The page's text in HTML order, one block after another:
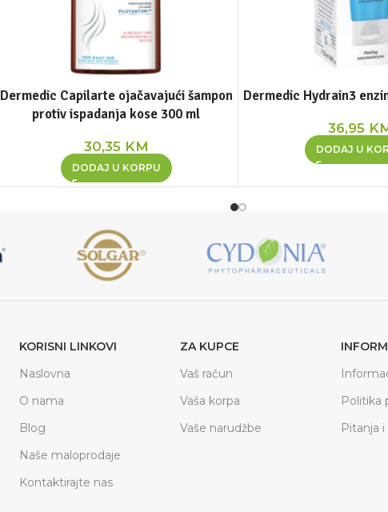
Dermedic Capilarte ojačavajući šampon
protiv ispadanja kose 300 ml
30,35 KM
DODAJ U KORPU
Dermedic Hydrain3
36,95
DODAJ U
KORISNI LINKOVI
Naslovna
O nama
Blog
Naše maloprodaje
Kontaktirajte nas
ZA KUPCE
Vaš račun
Vaša korpa
Vaše narudžbe
Politika
Pitanja